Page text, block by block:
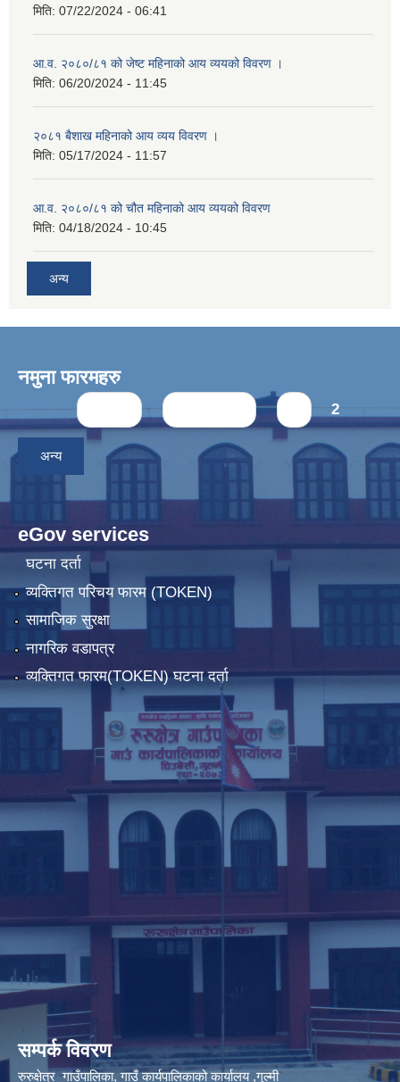
मिति: 07/22/2024 - 06:41
आ.व. २०८०/८१ को जेष्ट महिनाको आय व्ययको विवरण ।
मिति: 06/20/2024 - 11:45
२०८१ बैशाख महिनाको आय व्यय विवरण ।
मिति: 05/17/2024 - 11:57
आ.व. २०८०/८१ को चौत महिनाको आय व्ययको विवरण
मिति: 04/18/2024 - 10:45
अन्य
नमुना फारमहरु
Pages 2
अन्य
eGov services
घटना दर्ता
व्यक्तिगत परिचय फारम (TOKEN)
सामाजिक सुरक्षा
नागरिक वडापत्र
व्यक्तिगत फारम(TOKEN) घटना दर्ता
सम्पर्क विवरण
रुरुक्षेत्र गाउँपालिका, गाउँ कार्यपालिकाको कार्यालय ,गुल्मी